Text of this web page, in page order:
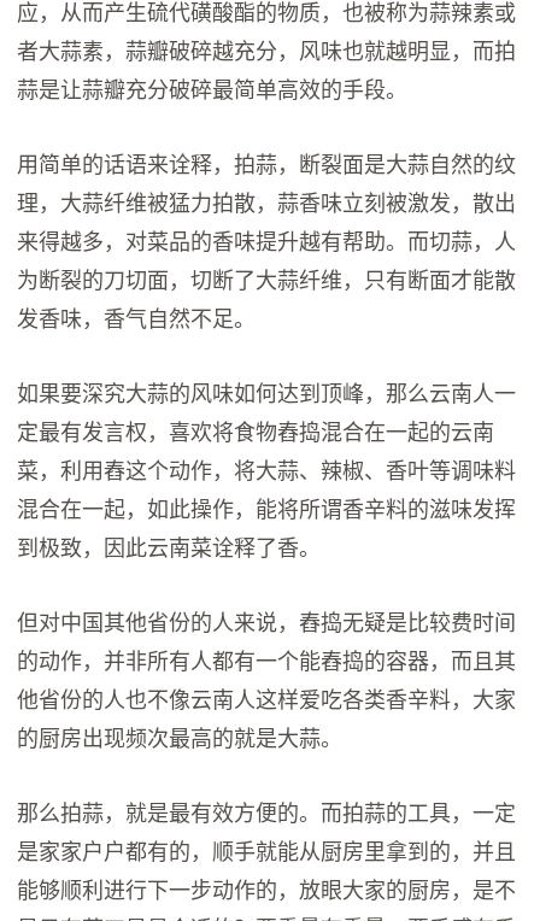
应，从而产生硫代磺酸酯的物质，也被称为蒜辣素或
者大蒜素，蒜瓣破碎越充分，风味也就越明显，而拍
蒜是让蒜瓣充分破碎最简单高效的手段。
用简单的话语来诠释，拍蒜，断裂面是大蒜自然的纹
理，大蒜纤维被猛力拍散，蒜香味立刻被激发，散出
来得越多，对菜品的香味提升越有帮助。而切蒜，人
为断裂的刀切面，切断了大蒜纤维，只有断面才能散
发香味，香气自然不足。
如果要深究大蒜的风味如何达到顶峰，那么云南人一
定最有发言权，喜欢将食物舂捣混合在一起的云南
菜，利用舂这个动作，将大蒜、辣椒、香叶等调味料
混合在一起，如此操作，能将所谓香辛料的滋味发挥
到极致，因此云南菜诠释了香。
但对中国其他省份的人来说，舂捣无疑是比较费时间
的动作，并非所有人都有一个能舂捣的容器，而且其
他省份的人也不像云南人这样爱吃各类香辛料，大家
的厨房出现频次最高的就是大蒜。
那么拍蒜，就是最有效方便的。而拍蒜的工具，一定
是家家户户都有的，顺手就能从厨房里拿到的，并且
能够顺利进行下一步动作的，放眼大家的厨房，是不